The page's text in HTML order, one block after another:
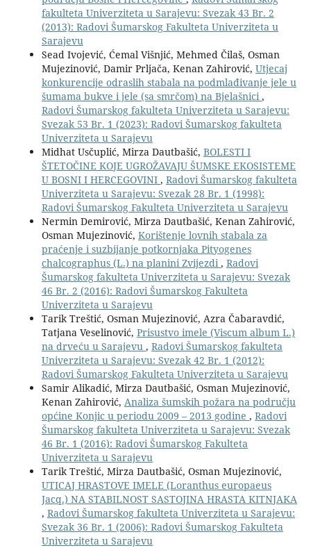
fakulteta Univerziteta u Sarajevu: Svezak 43 Br. 2
(2013): Radovi Šumarskog Fakulteta Univerziteta u
Sarajevu
Sead Ivojević, Ćemal Višnjić, Mehmed Čilaš, Osman
Mujezinović, Damir Prljača, Kenan Zahirović, Utjecaj
konkurencije odraslih stabala na podmlađivanje jele u
šumama bukve i jele (sa smrčom) na Bjelašnici ,
Radovi Šumarskog fakulteta Univerziteta u Sarajevu:
Svezak 53 Br. 1 (2023): Radovi Šumarskog fakulteta
Univerziteta u Sarajevu
Midhat Usčuplić, Mirza Dautbašić, BOLESTI I
ŠTETOČINE KOJE UGROŽAVAJU ŠUMSKE EKOSISTEME
U BOSNI I HERCEGOVINI , Radovi Šumarskog fakulteta
Univerziteta u Sarajevu: Svezak 28 Br. 1 (1998):
Radovi Šumarskog Fakulteta Univerziteta u Sarajevu
Nermin Demirović, Mirza Dautbašić, Kenan Zahirović,
Osman Mujezinović, Korištenje lovnih stabala za
praćenje i suzbijanje potkornjaka Pityogenes
chalcographus (L.) na planini Zvijezdi , Radovi
Šumarskog fakulteta Univerziteta u Sarajevu: Svezak
46 Br. 2 (2016): Radovi Šumarskog Fakulteta
Univerziteta u Sarajevu
Tarik Treštić, Osman Mujezinović, Azra Čabaravdić,
Tatjana Veselinović, Prisustvo imele (Viscum album L.)
na drveću u Sarajevu , Radovi Šumarskog fakulteta
Univerziteta u Sarajevu: Svezak 42 Br. 1 (2012):
Radovi Šumarskog Fakulteta Univerziteta u Sarajevu
Samir Alikadić, Mirza Dautbašić, Osman Mujezinović,
Kenan Zahirović, Analiza šumskih požara na području
općine Konjic u periodu 2009 – 2013 godine , Radovi
Šumarskog fakulteta Univerziteta u Sarajevu: Svezak
46 Br. 1 (2016): Radovi Šumarskog Fakulteta
Univerziteta u Sarajevu
Tarik Treštić, Mirza Dautbašić, Osman Mujezinović,
UTICAJ HRASTOVE IMELE (Loranthus europaeus
Jacq.) NA STABILNOST SASTOJINA HRASTA KITNJAKA
, Radovi Šumarskog fakulteta Univerziteta u Sarajevu:
Svezak 36 Br. 1 (2006): Radovi Šumarskog Fakulteta
Univerziteta u Sarajevu